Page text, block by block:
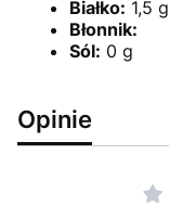
Białko: 1,5 g
Błonnik:
Sól: 0 g
Opinie